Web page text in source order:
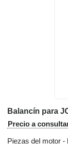
Balancín para
Precio a
Piezas del motor -